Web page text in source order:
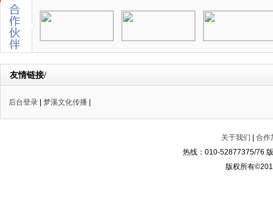
友情链接/
后台登录 梦溪文化传播
关于我们
合作
热线：010-52877375/76
版权所有